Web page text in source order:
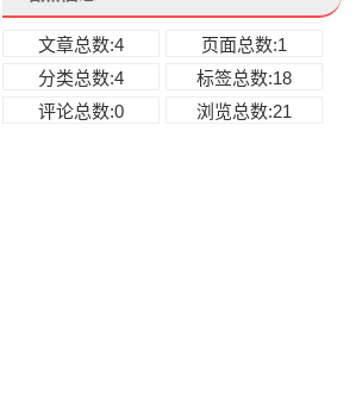
文章总数:4
页面总数:1
分类总数:4
标签总数:18
评论总数:0
浏览总数:21